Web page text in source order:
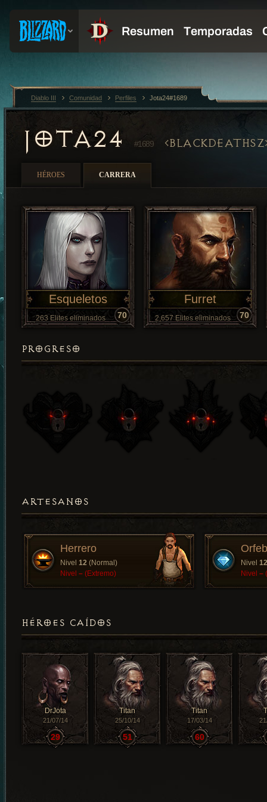
JOTA24 #1689 BLACKDEATHSZ
HÉROES CARRERA
Esqueletos
263 Elites eliminados 70
Furret
2,657 Elites eliminados 70
PROGRESO
ARTESANOS
Herrero
Nivel 12 (Normal)
Nivel – (Extremo)
Nivel 12
Nivel –
HÉROES CAÍDOS
DrJota
21/07/14
29
Titan
25/10/14
51
Titan
17/03/14
60
Diablo III Comunidad Perfiles Jota24#1689